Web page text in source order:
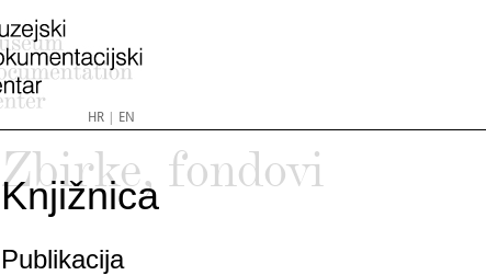
HR| EN
Zbirke, fondovi
Knjižnica
Publikacija